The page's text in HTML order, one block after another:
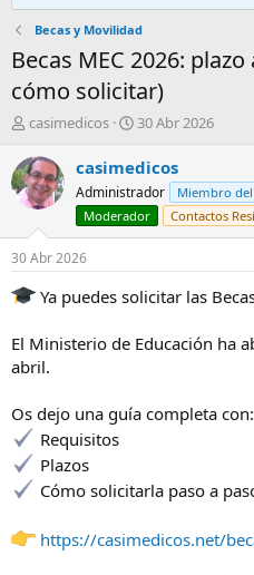
Becas y Movilidad
Becas MEC 2026:
cómo solicitar)
A
t
o
r
casimedicos
F
c
a
d
e
i
i
30 Abr 2026
casimedicos
Administrador Miembro
Moderador
Contactos
30 Abr 2026
Ya puedes solicitar las
El Ministerio de Educación ha
abril.
Os dejo una guía completa con:
Requisitos
Plazos
Cómo solicitarla paso a
https://casimedicos.net/